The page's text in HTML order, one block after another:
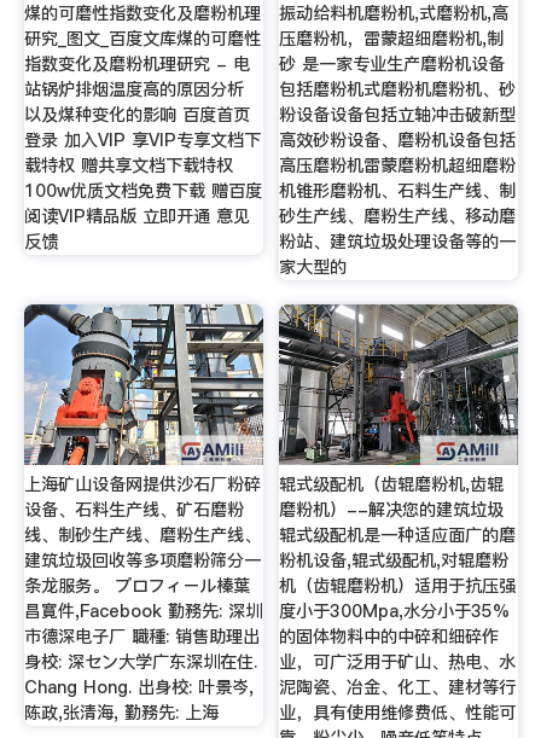
煤的可磨性指数变化及磨粉机理
研究_图文_百度文库煤的可磨性
指数变化及磨粉机理研究 - 电
站锅炉排烟温度高的原因分析
以及煤种变化的影响 百度首页
登录 加入VIP 享VIP专享文档下
载特权 赠共享文档下载特权
100w优质文档免费下载 赠百度
阅读VIP精品版 立即开通 意见
反馈
振动给料机磨粉机,式磨粉机,高
压磨粉机，雷蒙超细磨粉机,制
砂 是一家专业生产磨粉机设备
包括磨粉机式磨粉机磨粉机、砂
粉设备设备包括立轴冲击破新型
高效砂粉设备、磨粉机设备包括
高压磨粉机雷蒙磨粉机超细磨粉
机锥形磨粉机、石料生产线、制
砂生产线、磨粉生产线、移动磨
粉站、建筑垃圾处理设备等的一
家大型的
上海矿山设备网提供沙石厂粉碎
设备、石料生产线、矿石磨粉
线、制砂生产线、磨粉生产线、
建筑垃圾回收等多项磨粉筛分一
条龙服务。 プロフィール榛葉
昌寛件,Facebook 勤務先: 深圳
市德深电子厂 職種: 销售助理出
身校: 深セン大学广东深圳在住.
Chang Hong. 出身校: 叶景岑,
陈政,张清海, 勤務先: 上海
辊式级配机（齿辊磨粉机,齿辊
磨粉机）--解决您的建筑垃圾
辊式级配机是一种适应面广的磨
粉机设备,辊式级配机,对辊磨粉
机（齿辊磨粉机）适用于抗压强
度小于300Mpa,水分小于35%
的固体物料中的中碎和细碎作
业，可广泛用于矿山、热电、水
泥陶瓷、冶金、化工、建材等行
业，具有使用维修费低、性能可